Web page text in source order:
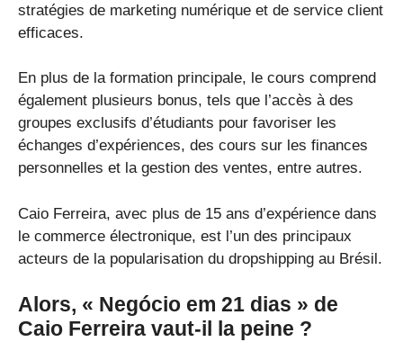
stratégies de marketing numérique et de service client
efficaces.
En plus de la formation principale, le cours comprend
également plusieurs bonus, tels que l’accès à des
groupes exclusifs d’étudiants pour favoriser les
échanges d’expériences, des cours sur les finances
personnelles et la gestion des ventes, entre autres.
Caio Ferreira, avec plus de 15 ans d’expérience dans
le commerce électronique, est l’un des principaux
acteurs de la popularisation du dropshipping au Brésil.
Alors, « Negócio em 21 dias » de
Caio Ferreira vaut-il la peine ?